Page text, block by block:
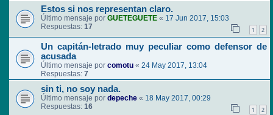
Estos si nos representan claro.
Último mensaje por GUETEGUETE « 17 Jun 2017, 15:03
Respuestas: 17 1 2
Un capitán-letrado muy peculiar como defensor de
acusada
Último mensaje por comotu « 24 May 2017, 13:04
Respuestas: 7
sin ti, no soy nada.
Último mensaje por depeche « 18 May 2017, 00:29
Respuestas: 16 1 2